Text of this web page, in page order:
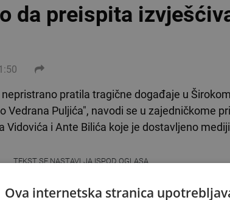
da preispita
pratila tragične događaje u
Vedrana Puljića", navodi se u zajedničkome
Vidovića i Ante Bilića koje je dostavljeno
TEKST SE NASTAVLJA ISPOD OGLASA
je nesnalaženje Federalne televizije izazvalo
Ova internetska stranica